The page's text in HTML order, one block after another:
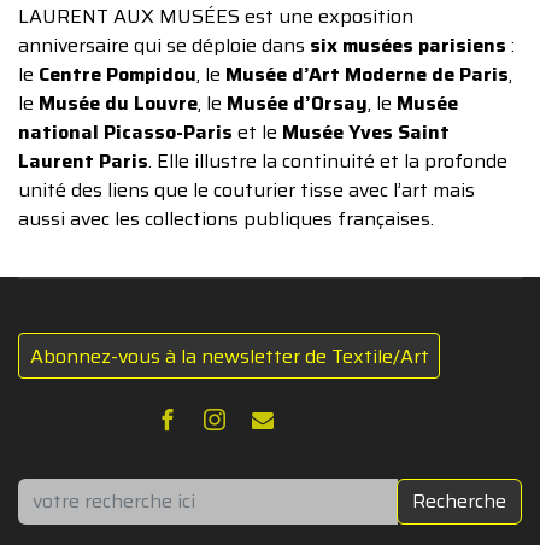
LAURENT AUX MUSÉES est une exposition
anniversaire qui se déploie dans six musées parisiens :
le Centre Pompidou, le Musée d’Art Moderne de Paris,
le Musée du Louvre, le Musée d’Orsay, le Musée
national Picasso-Paris et le Musée Yves Saint
Laurent Paris. Elle illustre la continuité et la profonde
unité des liens que le couturier tisse avec l’art mais
aussi avec les collections publiques françaises.
Abonnez-vous à la newsletter de Textile/Art
Rechercher Recherche